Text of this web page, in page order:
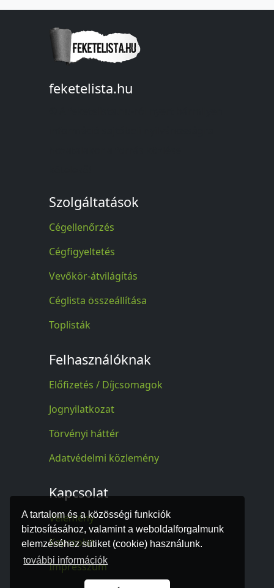
A tartalom és a közösségi funkciók
biztosításához, valamint a weboldalforgalmunk
elemzéséhez sütiket (cookie) használunk.
további információk
feketelista.hu
Szolgáltatások
Cégellenőrzés
Cégfigyeltetés
Vevőkör-átvilágítás
Céglista összeállítása
Toplisták
Felhasználóknak
Előfizetés / Díjcsomagok
Jognyilatkozat
Törvényi háttér
Adatvédelmi közlemény
Kapcsolat
Vélemény
Kapcsolat
Impresszum